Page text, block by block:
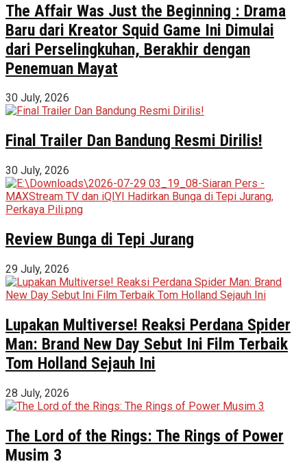
The Affair Was Just the Beginning : Drama
Baru dari Kreator Squid Game Ini Dimulai
dari Perselingkuhan, Berakhir dengan
Penemuan Mayat
30 July, 2026
Final Trailer Dan Bandung Resmi Dirilis!
30 July, 2026
Review Bunga di Tepi Jurang
29 July, 2026
Lupakan Multiverse! Reaksi Perdana Spider
Man: Brand New Day Sebut Ini Film Terbaik
Tom Holland Sejauh Ini
28 July, 2026
The Lord of the Rings: The Rings of Power
Musim 3